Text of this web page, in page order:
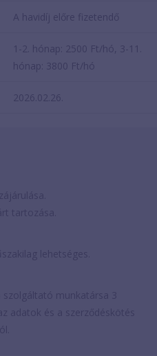
A havidíj előre fizetendő
1-2. hónap: 2500 Ft/hó, 3-11.
hónap: 3800 Ft/hó
2026.02.26.